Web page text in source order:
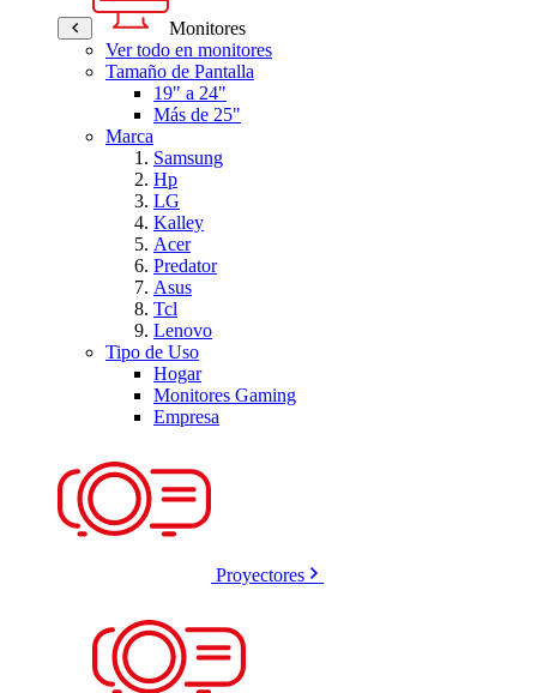
Monitores
Ver todo en monitores
Tamaño de Pantalla
19" a 24"
Más de 25"
Marca
Samsung
Hp
LG
Kalley
Acer
Predator
Asus
Tcl
Lenovo
Tipo de Uso
Hogar
Monitores Gaming
Empresa
Proyectores